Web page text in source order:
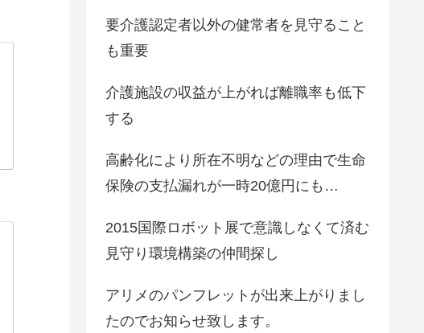
要介護認定者以外の健常者を見守ること
も重要
介護施設の収益が上がれば離職率も低下
する
高齢化により所在不明などの理由で生命
保険の支払漏れが一時20億円にも…
2015国際ロボット展で意識しなくて済む
見守り環境構築の仲間探し
アリメのパンフレットが出来上がりまし
たのでお知らせ致します。